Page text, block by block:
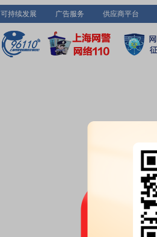
可持续发展 广告服务 供应商平台